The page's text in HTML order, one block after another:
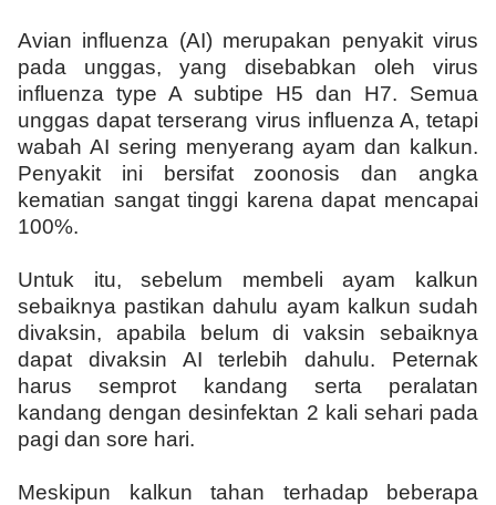
Avian influenza (AI) merupakan penyakit virus
pada unggas, yang disebabkan oleh virus
influenza type A subtipe H5 dan H7. Semua
unggas dapat terserang virus influenza A, tetapi
wabah AI sering menyerang ayam dan kalkun.
Penyakit ini bersifat zoonosis dan angka
kematian sangat tinggi karena dapat mencapai
100%.
Untuk itu, sebelum membeli ayam kalkun
sebaiknya pastikan dahulu ayam kalkun sudah
divaksin, apabila belum di vaksin sebaiknya
dapat divaksin AI terlebih dahulu. Peternak
harus semprot kandang serta peralatan
kandang dengan desinfektan 2 kali sehari pada
pagi dan sore hari.
Meskipun kalkun tahan terhadap beberapa